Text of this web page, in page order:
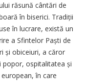
răsună cântări de
în biserici. Tradiții
în lucrare, există un
a Sfintelor Paști de
și obiceiuri, a căror
popor, ospitalitatea și
în care